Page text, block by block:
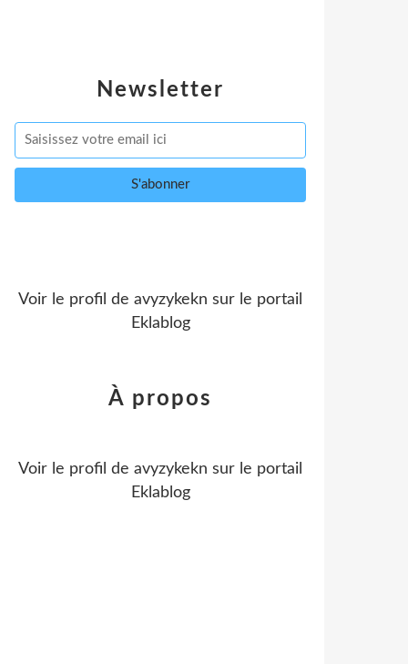
Newsletter
Voir le profil de avyzykekn sur le portail
Eklablog
À propos
Voir le profil de avyzykekn sur le portail
Eklablog